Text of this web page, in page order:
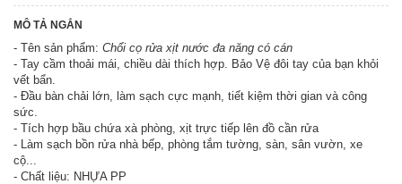
MÔ TẢ NGẮN
- Tên sản phẩm: Chổi cọ rửa xịt nước đa năng có cán
- Tay cầm thoải mái, chiều dài thích hợp. Bảo Vệ đôi tay của bạn khỏi
vết bẩn.
- Đầu bàn chải lớn, làm sạch cực mạnh, tiết kiệm thời gian và công
sức.
- Tích hợp bầu chứa xà phòng, xịt trực tiếp lên đồ cần rửa
- Làm sạch bồn rửa nhà bếp, phòng tắm tường, sàn, sân vườn, xe
cộ...
- Chất liệu: NHỰA PP